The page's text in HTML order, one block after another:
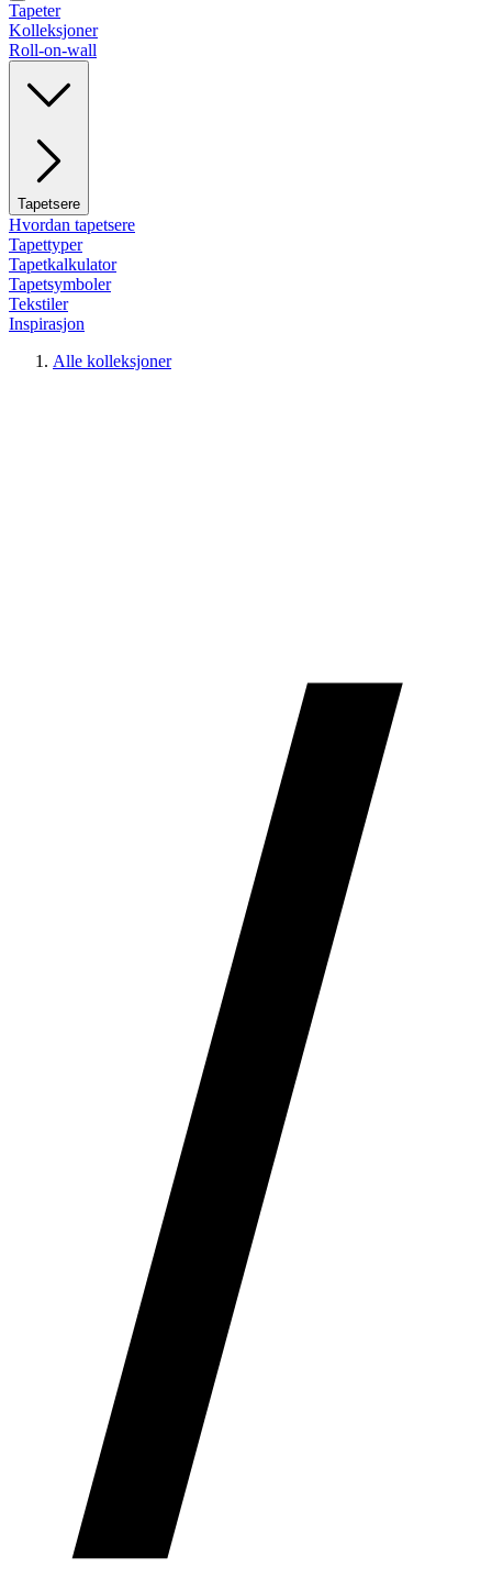
Tapeter
Kolleksjoner
Roll-on-wall
Tapetsere
Hvordan tapetsere
Tapettyper
Tapetkalkulator
Tapetsymboler
Tekstiler
Inspirasjon
Alle kolleksjoner